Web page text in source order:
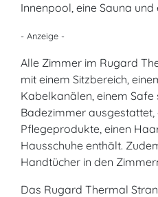
Innenpool, eine Sauna
- Anzeige -
Alle Zimmer im Rugard
mit einem Sitzbereich,
Kabelkanälen, einem Safe
Badezimmer
Pflegeprodukte, einen
Hausschuhe enthält.
Handtücher in den
Das Rugard Thermal